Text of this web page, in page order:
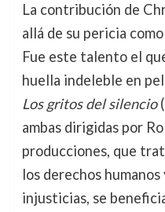
La contribución de
allá de su pericia
Fue este talento el
huella indeleble en
Los gritos del silencio
ambas dirigidas por
producciones, que
los derechos
injusticias, se